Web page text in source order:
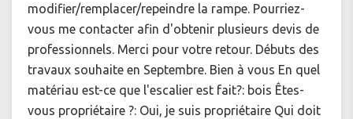
modifier/remplacer/repeindre la rampe. Pourriez-
vous me contacter afin d'obtenir plusieurs devis de
professionnels. Merci pour votre retour. Débuts des
travaux souhaite en Septembre. Bien à vous En quel
matériau est-ce que l'escalier est fait?: bois Êtes-
vous propriétaire ?: Oui, je suis propriétaire Qui doit